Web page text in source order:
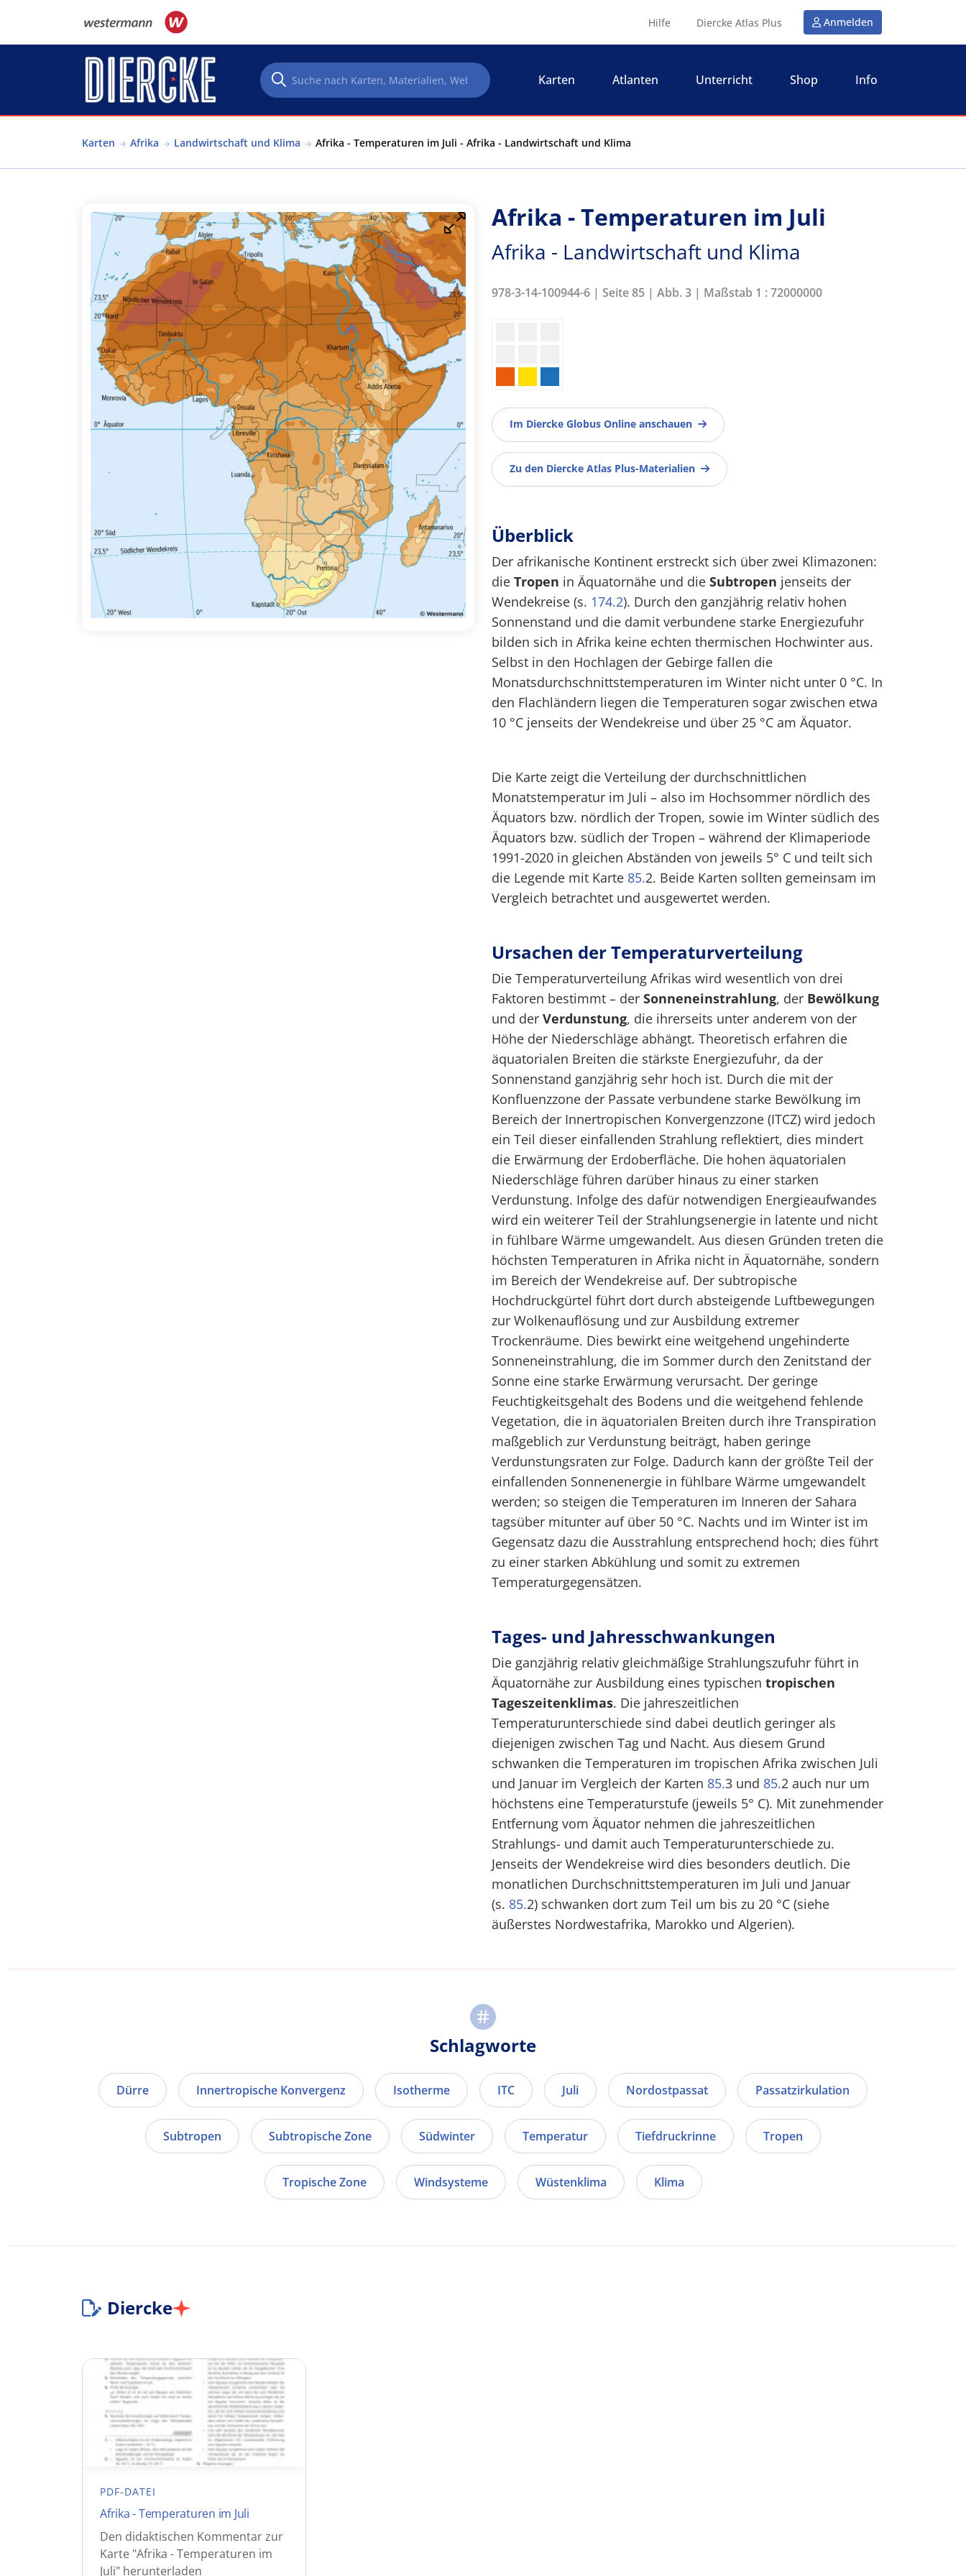
Hilfe Diercke Atlas Plus Anmelden
Karten Atlanten Unterricht Shop Info
Karten Afrika Landwirtschaft und Klima Afrika - Temperaturen im Juli - Afrika - Landwirtschaft und Klima
Afrika - Temperaturen im Juli
Afrika - Landwirtschaft und Klima
978-3-14-100944-6 | Seite 85 | Abb. 3 | Maßstab 1 : 72000000
Im Diercke Globus Online anschauen
Zu den Diercke Atlas Plus-Materialien
Überblick
Der afrikanische Kontinent erstreckt sich über zwei Klimazonen:
die Tropen in Äquatornähe und die Subtropen jenseits der
Wendekreise (s. 174.2). Durch den ganzjährig relativ hohen
Sonnenstand und die damit verbundene starke Energiezufuhr
bilden sich in Afrika keine echten thermischen Hochwinter aus.
Selbst in den Hochlagen der Gebirge fallen die
Monatsdurchschnittstemperaturen im Winter nicht unter 0 °C. In
den Flachländern liegen die Temperaturen sogar zwischen etwa
10 °C jenseits der Wendekreise und über 25 °C am Äquator.
Die Karte zeigt die Verteilung der durchschnittlichen
Monatstemperatur im Juli – also im Hochsommer nördlich des
Äquators bzw. nördlich der Tropen, sowie im Winter südlich des
Äquators bzw. südlich der Tropen – während der Klimaperiode
1991-2020 in gleichen Abständen von jeweils 5° C und teilt sich
die Legende mit Karte 85.2. Beide Karten sollten gemeinsam im
Vergleich betrachtet und ausgewertet werden.
Ursachen der Temperaturverteilung
Die Temperaturverteilung Afrikas wird wesentlich von drei
Faktoren bestimmt – der Sonneneinstrahlung, der Bewölkung
und der Verdunstung, die ihrerseits unter anderem von der
Höhe der Niederschläge abhängt. Theoretisch erfahren die
äquatorialen Breiten die stärkste Energiezufuhr, da der
Sonnenstand ganzjährig sehr hoch ist. Durch die mit der
Konfluenzzone der Passate verbundene starke Bewölkung im
Bereich der Innertropischen Konvergenzzone (ITCZ) wird jedoch
ein Teil dieser einfallenden Strahlung reflektiert, dies mindert
die Erwärmung der Erdoberfläche. Die hohen äquatorialen
Niederschläge führen darüber hinaus zu einer starken
Verdunstung. Infolge des dafür notwendigen Energieaufwandes
wird ein weiterer Teil der Strahlungsenergie in latente und nicht
in fühlbare Wärme umgewandelt. Aus diesen Gründen treten die
höchsten Temperaturen in Afrika nicht in Äquatornähe, sondern
im Bereich der Wendekreise auf. Der subtropische
Hochdruckgürtel führt dort durch absteigende Luftbewegungen
zur Wolkenauflösung und zur Ausbildung extremer
Trockenräume. Dies bewirkt eine weitgehend ungehinderte
Sonneneinstrahlung, die im Sommer durch den Zenitstand der
Sonne eine starke Erwärmung verursacht. Der geringe
Feuchtigkeitsgehalt des Bodens und die weitgehend fehlende
Vegetation, die in äquatorialen Breiten durch ihre Transpiration
maßgeblich zur Verdunstung beiträgt, haben geringe
Verdunstungsraten zur Folge. Dadurch kann der größte Teil der
einfallenden Sonnenenergie in fühlbare Wärme umgewandelt
werden; so steigen die Temperaturen im Inneren der Sahara
tagsüber mitunter auf über 50 °C. Nachts und im Winter ist im
Gegensatz dazu die Ausstrahlung entsprechend hoch; dies führt
zu einer starken Abkühlung und somit zu extremen
Temperaturgegensätzen.
Tages- und Jahresschwankungen
Die ganzjährig relativ gleichmäßige Strahlungszufuhr führt in
Äquatornähe zur Ausbildung eines typischen tropischen
Tageszeitenklimas. Die jahreszeitlichen
Temperaturunterschiede sind dabei deutlich geringer als
diejenigen zwischen Tag und Nacht. Aus diesem Grund
schwanken die Temperaturen im tropischen Afrika zwischen Juli
und Januar im Vergleich der Karten 85.3 und 85.2 auch nur um
höchstens eine Temperaturstufe (jeweils 5° C). Mit zunehmender
Entfernung vom Äquator nehmen die jahreszeitlichen
Strahlungs- und damit auch Temperaturunterschiede zu.
Jenseits der Wendekreise wird dies besonders deutlich. Die
monatlichen Durchschnittstemperaturen im Juli und Januar
(s. 85.2) schwanken dort zum Teil um bis zu 20 °C (siehe
äußerstes Nordwestafrika, Marokko und Algerien).
Schlagworte
Dürre Innertropische Konvergenz Isotherme ITC Juli Nordostpassat Passatzirkulation
Subtropen Subtropische Zone Südwinter Temperatur Tiefdruckrinne Tropen
Tropische Zone Windsysteme Wüstenklima Klima
Diercke
PDF-DATEI
Afrika - Temperaturen im Juli
Den didaktischen Kommentar zur
Karte "Afrika - Temperaturen im
Juli" herunterladen